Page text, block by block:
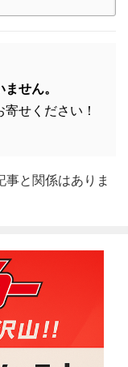
せん。
せください！
と関係はありま